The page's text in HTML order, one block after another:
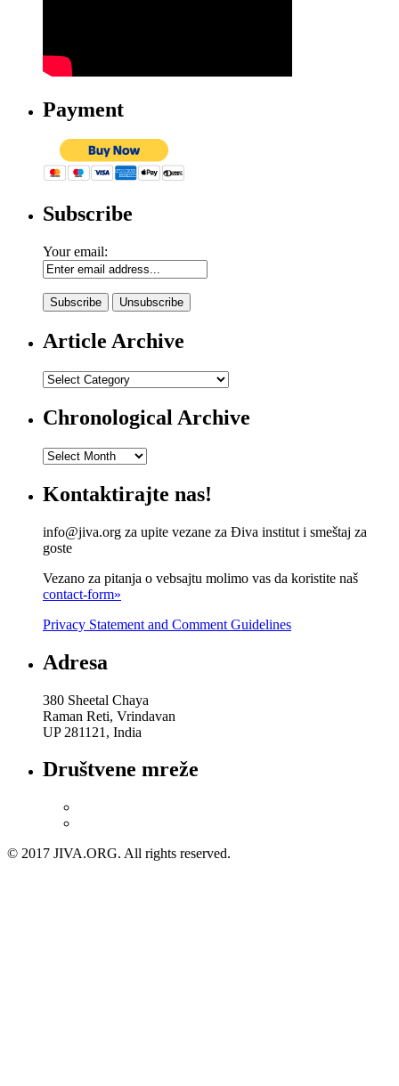
Payment
Subscribe
Your email:
Article Archive
Article
Chronological Archive
Chronological
Kontaktirajte nas!
info@jiva.org za upite vezane za Điva institut i smeštaj za
goste
Vezano za pitanja o vebsajtu molimo vas da koristite naš
contact-form»
Privacy Statement and Comment Guidelines
Adresa
380 Sheetal Chaya
Raman Reti, Vrindavan
UP 281121, India
Društvene mreže
© 2017 JIVA.ORG. All rights reserved.